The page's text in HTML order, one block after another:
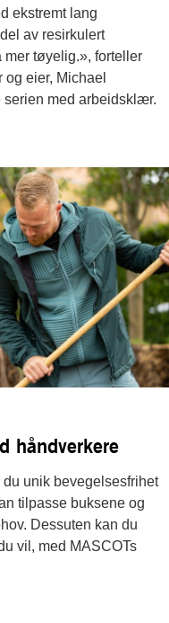
ekstremt lang
av resirkulert
mer tøyelig.», forteller
eier, Michael
serien med arbeidsklær.
håndverkere
unik bevegelsesfrihet
tilpasse buksene og
Dessuten kan du
vil, med MASCOTs